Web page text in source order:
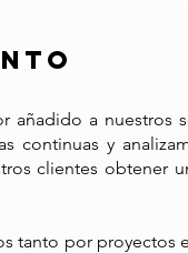
a nuestros
continuas y
clientes obtener
tanto por